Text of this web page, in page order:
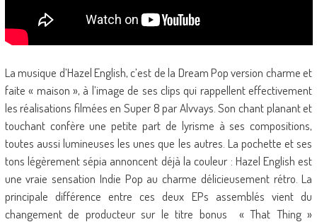
La musique d’Hazel English, c’est de la Dream Pop version charme et
faite « maison », à l’image de ses clips qui rappellent effectivement
les réalisations filmées en Super 8 par Alvvays. Son chant planant et
touchant confère une petite part de lyrisme à ses compositions,
toutes aussi lumineuses les unes que les autres. La pochette et ses
tons légèrement sépia annoncent déjà la couleur : Hazel English est
une vraie sensation Indie Pop au charme délicieusement rétro. La
principale différence entre ces deux EPs assemblés vient du
changement de producteur sur le titre bonus « That Thing »